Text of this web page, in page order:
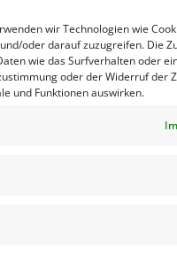
wir Technologien wie
oder darauf zuzugreifen. Die
wie das Surfverhalten oder
oder der Widerruf der
und Funktionen auswirken.